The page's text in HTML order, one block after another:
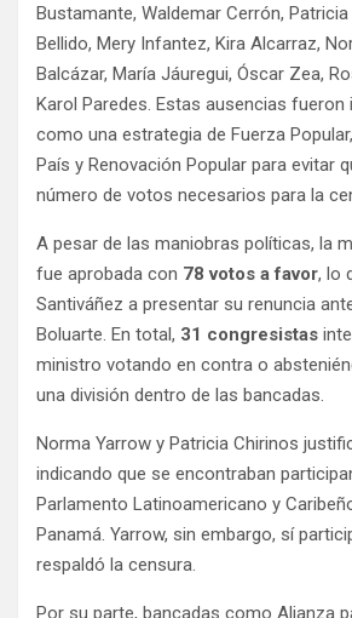
Bustamante, Waldemar Cerrón,
Bellido, Mery Infantez, Kira Alcarraz,
Balcázar, María Jáuregui, Óscar Zea,
Karol Paredes. Estas ausencias fueron
como una estrategia de Fuerza
País y Renovación Popular para evitar
número de votos necesarios para la
A pesar de las maniobras políticas, la
fue aprobada con 78 votos a favor, lo
Santiváñez a presentar su renuncia
Boluarte. En total, 31 congresistas
ministro votando en contra o
una división dentro de las bancadas.
Norma Yarrow y Patricia Chirinos
indicando que se encontraban
Parlamento Latinoamericano y
Panamá. Yarrow, sin embargo, sí
respaldó la censura.
Por su parte, bancadas como Alianza